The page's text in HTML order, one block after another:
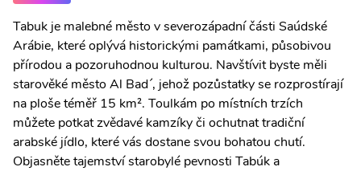
Tabuk je malebné město v severozápadní části Saúdské
Arábie, které oplývá historickými památkami, působivou
přírodou a pozoruhodnou kulturou. Navštívit byste měli
starověké město Al Bad´, jehož pozůstatky se rozprostírají
na ploše téměř 15 km². Toulkám po místních trzích
můžete potkat zvědavé kamzíky či ochutnat tradiční
arabské jídlo, které vás dostane svou bohatou chutí.
Objasněte tajemství starobylé pevnosti Tabúk a